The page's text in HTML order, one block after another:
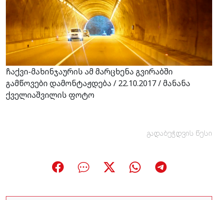
ჩაქვი-მახინჯაურის ამ მარცხენა გვირაბში
გამწოვები დამონტაჟდება / 22.10.2017 / მანანა
ქველიაშვილის ფოტო
გადაბეჭდვის წესი